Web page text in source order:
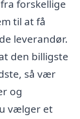
forskellige
til at få
leverandør.
den billigste
så vær
og
vælger et